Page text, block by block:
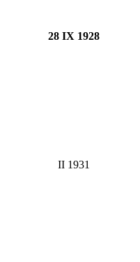
28 IX 1928
II 1931